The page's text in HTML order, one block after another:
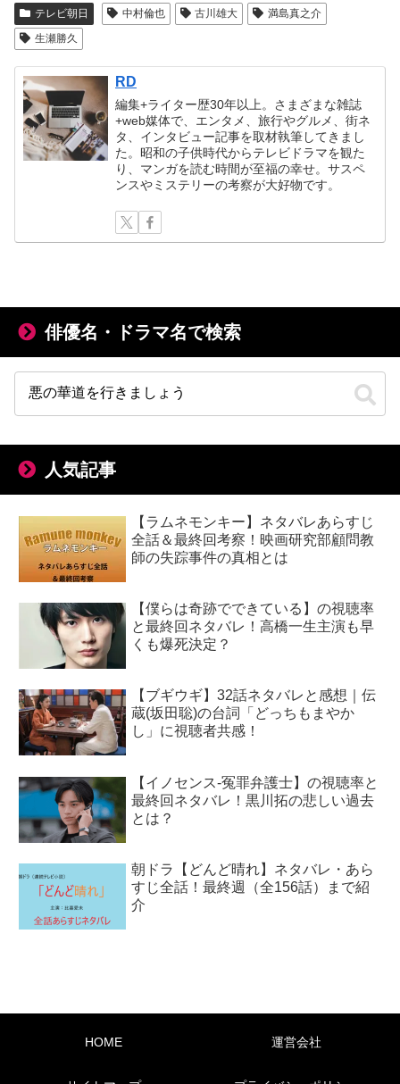
テレビ朝日 中村倫也 古川雄大
満島真之介
生瀬勝久
RD
編集+ライター歴30年以上。さまざまな雑誌
+web媒体で、エンタメ、旅行やグルメ、街ネ
タ、インタビュー記事を取材執筆してきまし
た。昭和の子供時代からテレビドラマを観た
り、マンガを読む時間が至福の幸せ。サスペ
ンスやミステリーの考察が大好物です。
俳優名・ドラマ名で検索
人気記事
【ラムネモンキー】ネタバレあらすじ
全話＆最終回考察！映画研究部顧問教
師の失踪事件の真相とは
【僕らは奇跡でできている】の視聴率
と最終回ネタバレ！高橋一生主演も早
くも爆死決定？
【ブギウギ】32話ネタバレと感想｜伝
蔵(坂田聡)の台詞「どっちもまやか
し」に視聴者共感！
【イノセンス-冤罪弁護士】の視聴率と
最終回ネタバレ！黒川拓の悲しい過去
とは？
朝ドラ【どんど晴れ】ネタバレ・あら
すじ全話！最終週（全156話）まで紹
介
HOME 運営会社